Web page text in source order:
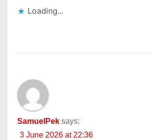
Loading...
SamuelPek says:
3 June 2026 at 22:36